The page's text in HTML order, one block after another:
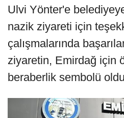
Ulvi Yönter'e
nazik ziyareti için
çalışmalarında
ziyaretin, Emirdağ için
beraberlik sembolü